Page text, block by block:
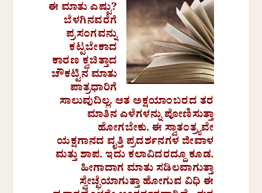
ಈ ಮಾತು ಎಷ್ಟು?
ಬೆಳಗಿನವರೆಗೆ
ಪ್ರಸಂಗವನ್ನು
ಕಟ್ಟಬೇಕಾದ
ಕಾರಣ ಕ್ವಚಿತ್ತಾದ
ಚೌಕಟ್ಟಿನ ಮಾತು
ಪಾತ್ರಧಾರಿಗೆ
ಸಾಲುವುದಿಲ್ಲ. ಆತ ಅಕ್ಷಯಾಂಬರದ ತರ
ಮಾತಿನ ಎಳೆಗಳನ್ನು ಪೋಣಿಸುತ್ತಾ
ಹೋಗಬೇಕು. ಈ ಸ್ವಾತಂತ್ರ್ಯವೇ
ಯಕ್ಷಗಾನದ ವೃತ್ತಿ ಪ್ರದರ್ಶನಗಳ ಜೀವಾಳ
ಮತ್ತು ಶಾಪ. ಇದು ಕಲಾವಿದರದ್ದೂ ಕೂಡ.
ಹೀಗಾದಾಗ ಮಾತು ಸಡಿಲವಾಗುತ್ತಾ
ಸ್ವೇಚ್ಛೆಯಾಗುತ್ತಾ ಹೋಗುವ ವಿಧಿ ಈ